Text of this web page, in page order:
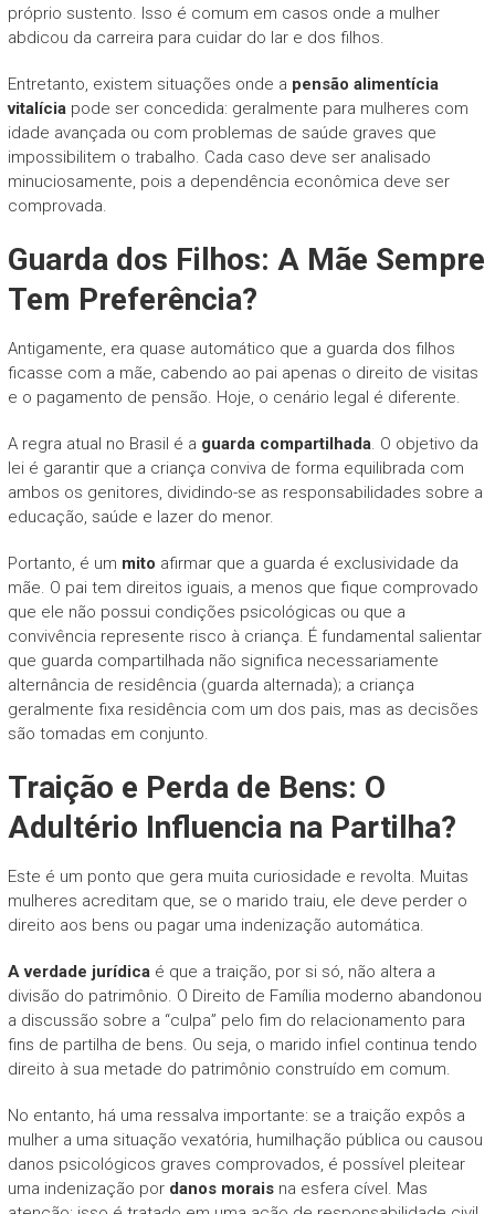
próprio sustento. Isso é comum em casos onde a mulher
abdicou da carreira para cuidar do lar e dos filhos.
Entretanto, existem situações onde a pensão alimentícia
vitalíciapode ser concedida: geralmente para mulheres com
idade avançada ou com problemas de saúde graves que
impossibilitem o trabalho. Cada caso deve ser analisado
minuciosamente, pois a dependência econômica deve ser
comprovada.
Guarda dos Filhos: A Mãe Sempre
Tem Preferência?
Antigamente, era quase automático que a guarda dos filhos
ficasse com a mãe, cabendo ao pai apenas o direito de visitas
e o pagamento de pensão. Hoje, o cenário legal é diferente.
A regra atual no Brasil é a guarda compartilhada. O objetivo da
lei é garantir que a criança conviva de forma equilibrada com
ambos os genitores, dividindo-se as responsabilidades sobre a
educação, saúde e lazer do menor.
Portanto, é um mito afirmar que a guarda é exclusividade da
mãe. O pai tem direitos iguais, a menos que fique comprovado
que ele não possui condições psicológicas ou que a
convivência represente risco à criança. É fundamental salientar
que guarda compartilhada não significa necessariamente
alternância de residência (guarda alternada); a criança
geralmente fixa residência com um dos pais, mas as decisões
são tomadas em conjunto.
Traição e Perda de Bens: O
Adultério Influencia na Partilha?
Este é um ponto que gera muita curiosidade e revolta. Muitas
mulheres acreditam que, se o marido traiu, ele deve perder o
direito aos bens ou pagar uma indenização automática.
A verdade jurídicaé que a traição, por si só, não altera a
divisão do patrimônio. O Direito de Família moderno abandonou
a discussão sobre a “culpa” pelo fim do relacionamento para
fins de partilha de bens. Ou seja, o marido infiel continua tendo
direito à sua metade do patrimônio construído em comum.
No entanto, há uma ressalva importante: se a traição expôs a
mulher a uma situação vexatória, humilhação pública ou causou
danos psicológicos graves comprovados, é possível pleitear
uma indenização por danos moraisna esfera cível. Mas